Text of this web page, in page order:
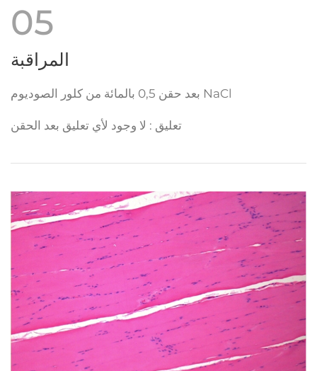
05
المراقبة
بعد حقن 0,5 بالمائة من كلور الصوديوم NaCl